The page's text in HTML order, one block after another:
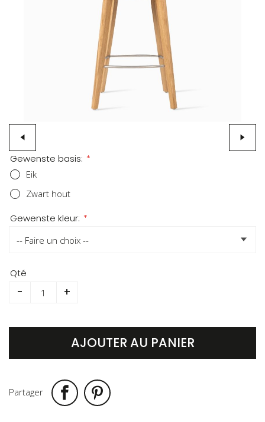
Skip
to
beginning
the
images
Gewenste basis:
Eik
Zwart hout
Gewenste kleur:
Qté
- +
AJOUTER AU PANIER
Partager